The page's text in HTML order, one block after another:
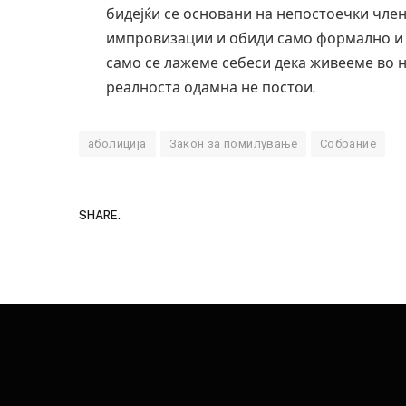
бидејќи се основани на непостоечки
импровизации и обиди само формално
само се лажеме себеси дека живееме во
реалноста одамна не постои.
аболиција Закон за помилување Собрание
SHARE.